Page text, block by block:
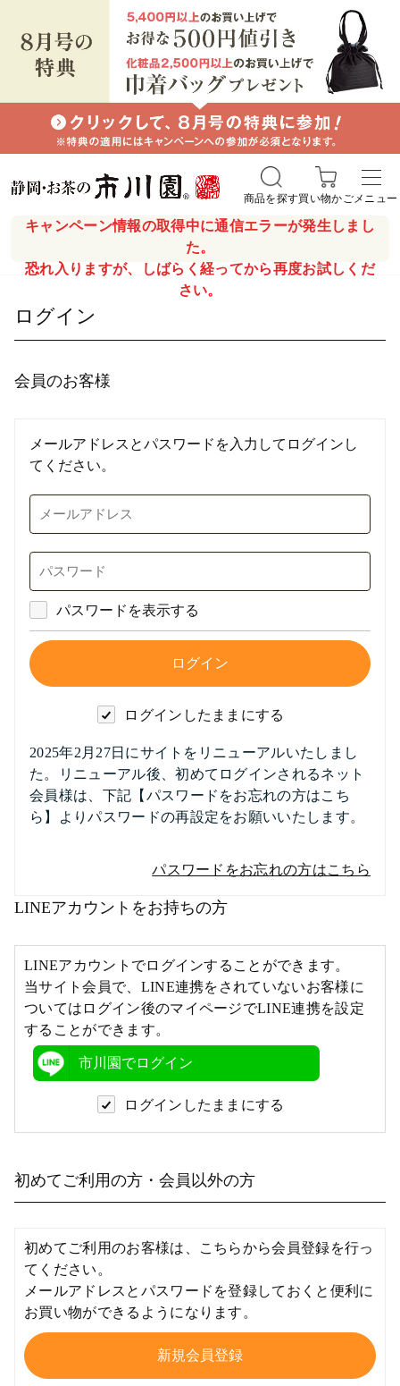
キャンペーン情報の取得中に通信エラーが発生しまし
た。
恐れ入りますが、しばらく経ってから再度お試しくだ
さい。
商品を探す買い物かごメニュー
ログイン
会員のお客様
メールアドレスとパスワードを入力してログインし
てください。
パスワードを表示する
ログインしたままにする
2025年2月27日にサイトをリニューアルいたしまし
た。リニューアル後、初めてログインされるネット
会員様は、下記【パスワードをお忘れの方はこち
ら】よりパスワードの再設定をお願いいたします。
パスワードをお忘れの方はこちら
LINEアカウントをお持ちの方
LINEアカウントでログインすることができます。
当サイト会員で、LINE連携をされていないお客様に
ついてはログイン後のマイページでLINE連携を設定
することができます。
市川園でログイン
ログインしたままにする
初めてご利用の方・会員以外の方
初めてご利用のお客様は、こちらから会員登録を行っ
てください。
メールアドレスとパスワードを登録しておくと便利に
お買い物ができるようになります。